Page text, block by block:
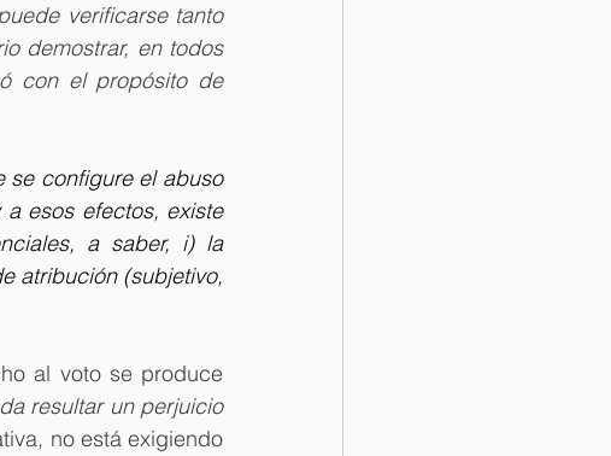
verificarse tanto
demostrar, en todos
con el propósito de
se configure el abuso
esos efectos, existe
a saber, i) la
atribución (subjetivo,
al voto se produce
resultar un perjuicio
no está exigiendo